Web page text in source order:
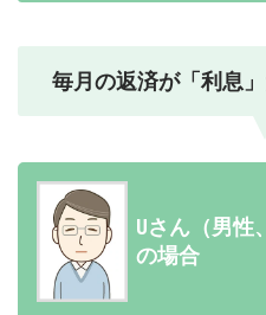
毎月の返済が「利息
Sさん（女性
の場合